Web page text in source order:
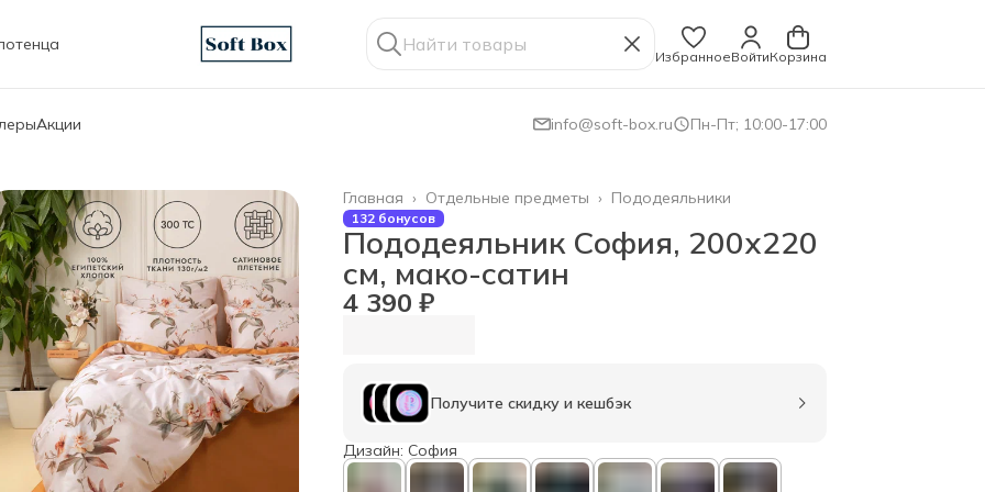
ИзбранноеВойтиКорзина
Акции info@soft-box.ru Пн-Пт; 10:00-17:00
Пододеяльники
Отдельные предметы ›
Главная ›
132 бонусов
Пододеяльник София, 200х220
см, мако-сатин
4 390 ₽
Получите скидку и кешбэк
Дизайн: София